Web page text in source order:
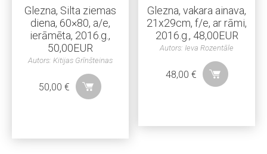
Glezna, Silta ziemas
diena, 60×80, a/e,
ierāmēta, 2016.g.,
50,00EUR
Autors: Kitijas Grīnšteinas
50,00€
Glezna, vakara ainava,
21x29cm, f/e, ar rāmi,
2016.g., 48,00EUR
Autors: Ieva Rozentāle
48,00 €